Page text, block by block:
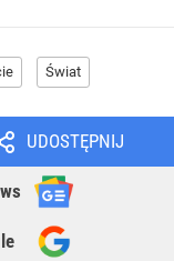
Świat
UDOSTĘPNIJ